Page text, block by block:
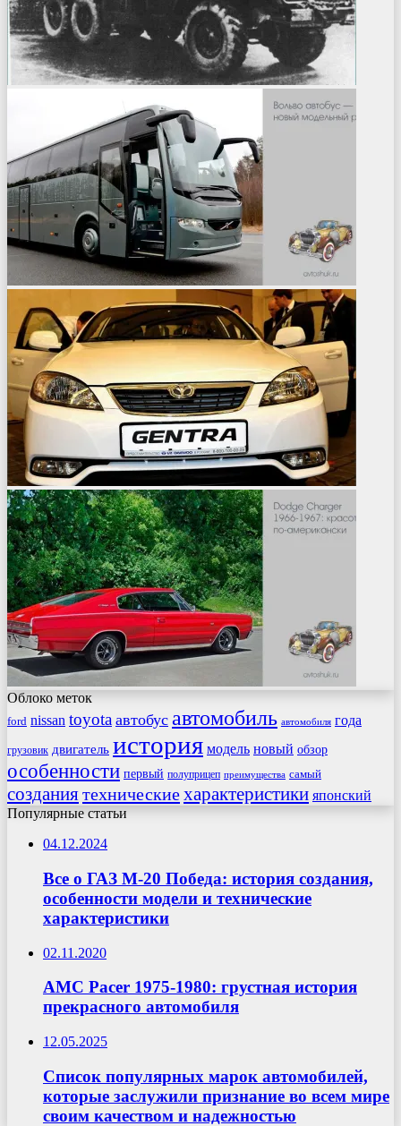
Облоко меток
ford nissan toyota автобус автомобиль автомобиля года
грузовик двигатель история модель новый обзор
особенности первый полуприцеп преимущества самый
созданиятехническиехарактеристики японский
Популярные статьи
04.12.2024
Все о ГАЗ М-20 Победа: история создания,
особенности модели и технические
характеристики
02.11.2020
AMC Pacer 1975-1980: грустная история
прекрасного автомобиля
12.05.2025
Список популярных марок автомобилей,
которые заслужили признание во всем мире
своим качеством и надежностью